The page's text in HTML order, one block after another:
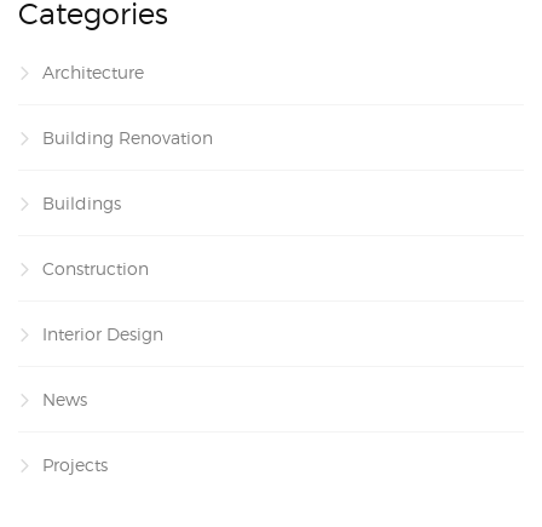
Categories
Architecture
Building Renovation
Buildings
Construction
Interior Design
News
Projects